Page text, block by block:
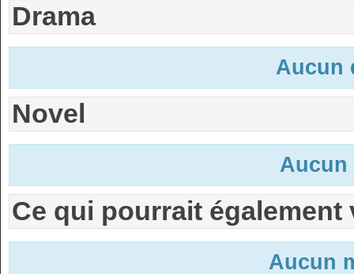
Drama
Aucun
Novel
Aucun
Ce qui pourrait
Aucun